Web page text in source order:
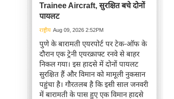
Trainee Aircraft, सुरक्षित बचे दोनों
पायलट
राष्ट्रीय Aug 09, 2026 2:52PM
पुणे के बारामती एयरपोर्ट पर टेक-ऑफ के
दौरान एक ट्रेनी एयरक्राफ्ट रनवे से बाहर
निकल गया। इस हादसे में दोनों पायलट
सुरक्षित हैं और विमान को मामूली नुकसान
पहुंचा है। गौरतलब है कि इसी साल जनवरी
में बारामती के पास हुए एक विमान हादसे